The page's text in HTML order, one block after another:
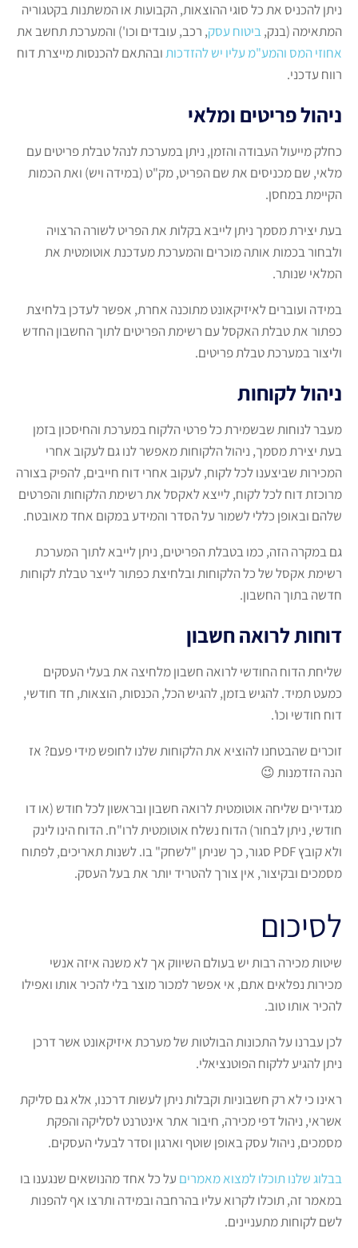
ניתן להכניס את כל סוגי ההוצאות, הקבועות או המשתנות בקטגוריה
המתאימה (בנק,ביטוח עסק, רכב, עובדים וכו') והמערכת תחשב את
אחוזי המס והמע"מ עליו יש להזדכותובהתאם להכנסות מייצרת דוח
רווח עדכני.
ניהול פריטים ומלאי
כחלק מייעול העבודה והזמן, ניתן במערכת לנהל טבלת פריטים עם
מלאי, שם מכניסים את שם הפריט, מק"ט (במידה ויש) ואת הכמות
הקיימת במחסן.
בעת יצירת מסמך ניתן לייבא בקלות את הפריט לשורה הרצויה
ולבחור בכמות אותה מוכרים והמערכת מעדכנת אוטומטית את
המלאי שנותר.
במידה ועוברים לאיזיקאונט מתוכנה אחרת, אפשר לעדכן בלחיצת
כפתור את טבלת האקסל עם רשימת הפריטים לתוך החשבון החדש
וליצור במערכת טבלת פריטים.
ניהול לקוחות
מעבר לנוחות שבשמירת כל פרטי הלקוח במערכת והחיסכון בזמן
בעת יצירת מסמך, ניהול הלקוחות מאפשר לנו גם לעקוב אחרי
המכירות שביצענו לכל לקוח, לעקוב אחרי דוח חייבים, להפיק בצורה
מרוכזת דוח לכל לקוח, לייצא לאקסל את רשימת הלקוחות והפרטים
שלהם ובאופן כללי לשמור על הסדר והמידע במקום אחד מאובטח.
גם במקרה הזה, כמו בטבלת הפריטים, ניתן לייבא לתוך המערכת
רשימת אקסל של כל הלקוחות ובלחיצת כפתור לייצר טבלת לקוחות
חדשה בתוך החשבון.
דוחות לרואה חשבון
שליחת הדוח החודשי לרואה חשבון מלחיצה את בעלי העסקים
כמעט תמיד. להגיש בזמן, להגיש הכל, הכנסות, הוצאות, חד חודשי,
דוח חודשי וכו'.
זוכרים שהבטחנו להוציא את הלקוחות שלנו לחופש מידי פעם? אז
הנה הזדמנות 😉
מגדירים שליחה אוטומטית לרואה חשבון ובראשון לכל חודש (או דו
חודשי, ניתן לבחור) הדוח נשלח אוטומטית לרו"ח. הדוח הינו לינק
ולא קובץ PDF סגור, כך שניתן "לשחק" בו. לשנות תאריכים, לפתוח
מסמכים ובקיצור, אין צורך להטריד יותר את בעל העסק.
לסיכום
שיטות מכירה רבות יש בעולם השיווק אך לא משנה איזה אנשי
מכירות נפלאים אתם, אי אפשר למכור מוצר בלי להכיר אותו ואפילו
להכיר אותו טוב.
לכן עברנו על התכונות הבולטות של מערכת איזיקאונט אשר דרכן
ניתן להגיע ללקוח הפוטנציאלי.
ראינו כי לא רק חשבוניות וקבלות ניתן לעשות דרכנו, אלא גם סליקת
אשראי, ניהול דפי מכירה, חיבור אתר אינטרנט לסליקה והפקת
מסמכים, ניהול עסק באופן שוטף וארגון וסדר לבעלי העסקים.
בבלוג שלנו תוכלו למצוא מאמרים על כל אחד מהנושאים שנגענו בו
במאמר זה, תוכלו לקרוא עליו בהרחבה ובמידה ותרצו אף להפנות
לשם לקוחות מתעניינים.